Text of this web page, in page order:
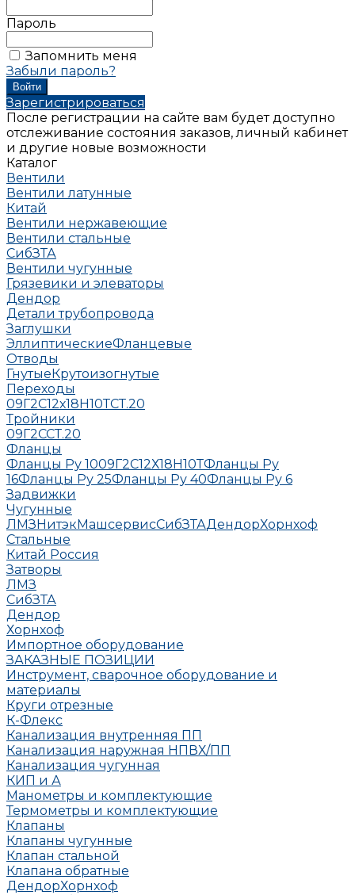
Пароль
Запомнить меня
Забыли пароль?
Зарегистрироваться
После регистрации на сайте вам будет доступно
отслеживание состояния заказов, личный кабинет
и другие новые возможности
Каталог
Вентили
Вентили латунные
Китай
Вентили нержавеющие
Вентили стальные
СибЗТА
Вентили чугунные
Грязевики и элеваторы
Дендор
Детали трубопровода
Заглушки
ЭллиптическиеФланцевые
Отводы
ГнутыеКрутоизогнутые
Переходы
09Г2С12х18Н10ТСТ.20
Тройники
09Г2ССТ.20
Фланцы
Фланцы Ру 1009Г2С12Х18Н10ТФланцы Ру
16Фланцы Ру 25Фланцы Ру 40Фланцы Ру 6
Задвижки
Чугунные
ЛМЗНитэкМашсервисСибЗТАДендорХорнхоф
Стальные
Китай Россия
Затворы
ЛМЗ
СибЗТА
Дендор
Хорнхоф
Импортное оборудование
ЗАКАЗНЫЕ ПОЗИЦИИ
Инструмент, сварочное оборудование и
материалы
Круги отрезные
К-Флекс
Канализация внутренняя ПП
Канализация наружная НПВХ/ПП
Канализация чугунная
КИП и А
Манометры и комплектующие
Термометры и комплектующие
Клапаны
Клапаны чугунные
Клапан стальной
Клапана обратные
ДендорХорнхоф